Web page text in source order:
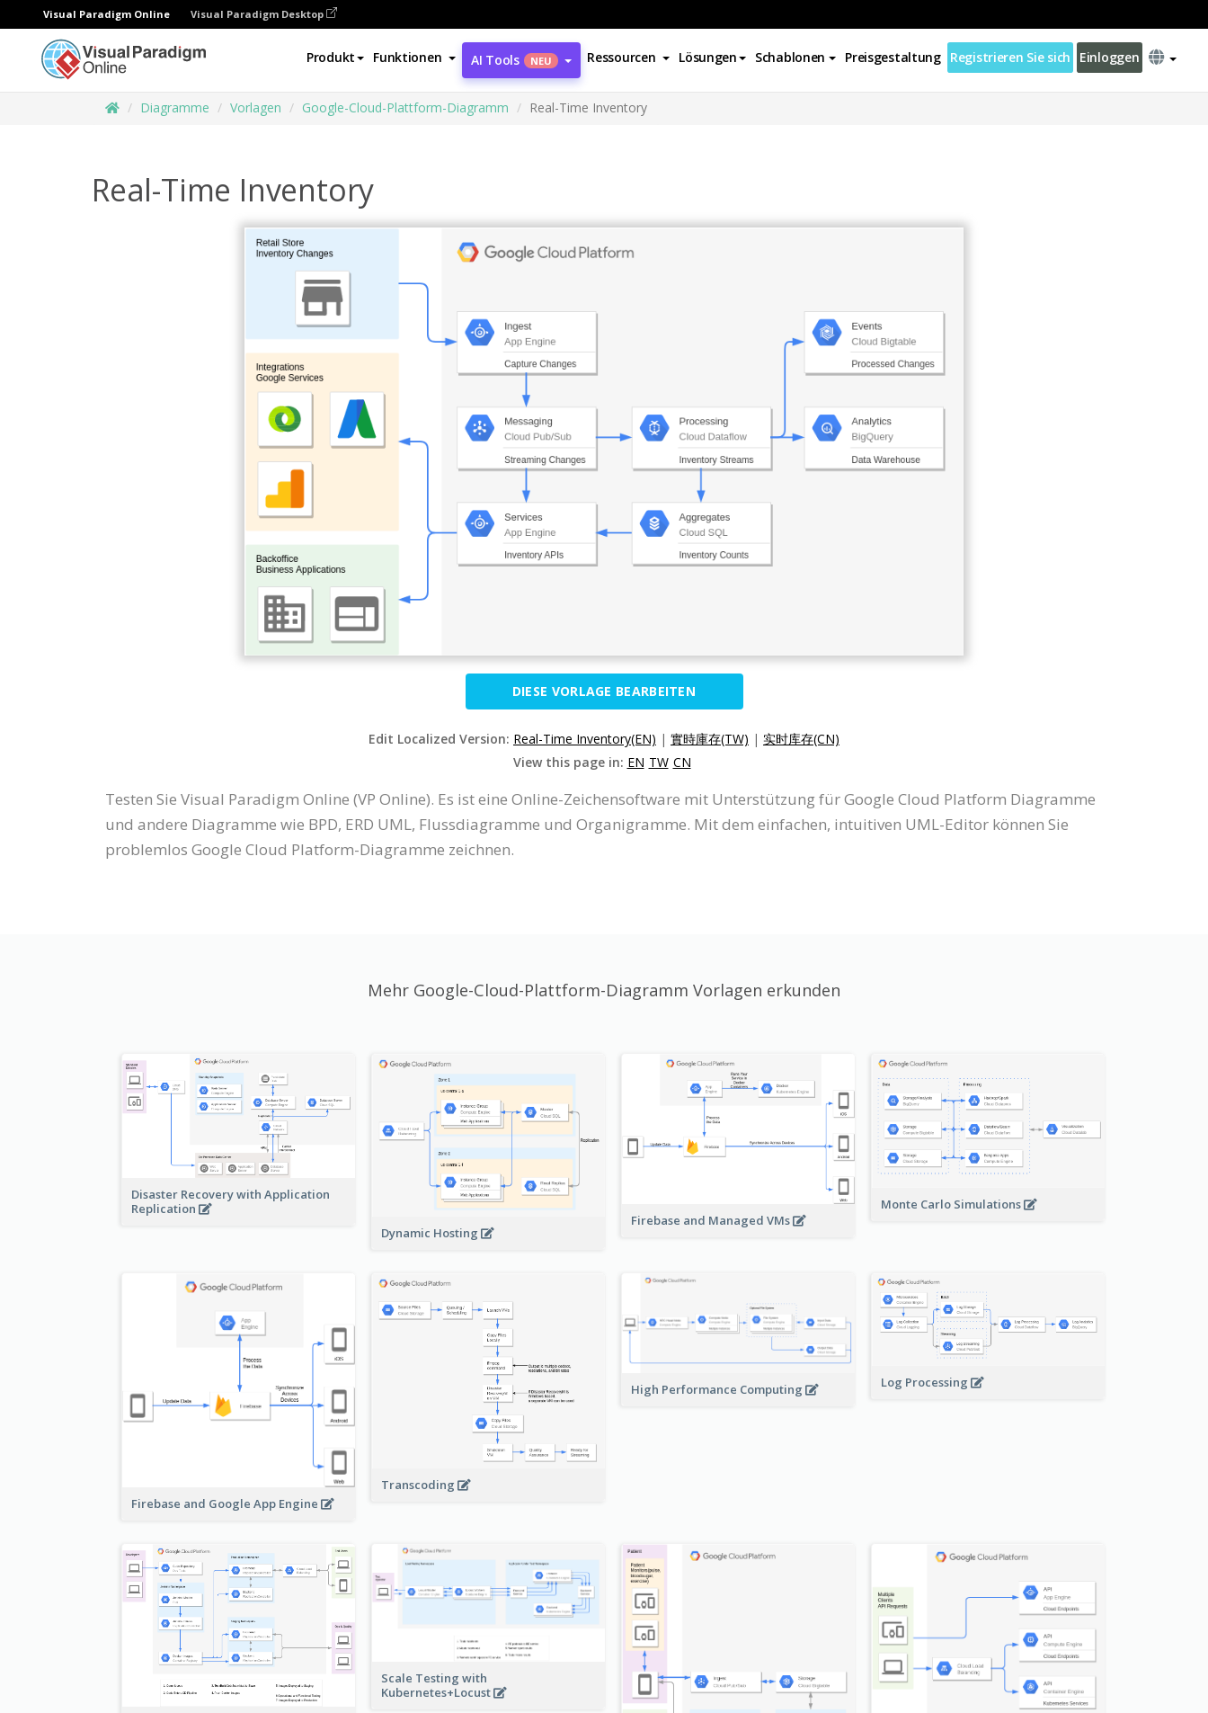
Visual Paradigm Online Visual Paradigm Desktop
Produkt Funktionen AI Tools NEU Ressourcen Lösungen Schablonen Preisgestaltung Registrieren Sie sich Einloggen
Diagramme Vorlagen Google-Cloud-Plattform-Diagramm Real-Time Inventory
Real-Time Inventory
DIESE VORLAGE BEARBEITEN
Edit Localized Version: Real-Time Inventory(EN) | 實時庫存(TW) | 实时库存(CN)
View this page in: EN TW CN
Testen Sie Visual Paradigm Online (VP Online). Es ist eine Online-Zeichensoftware mit Unterstützung für Google Cloud Platform Diagramme
und andere Diagramme wie BPD, ERD UML, Flussdiagramme und Organigramme. Mit dem einfachen, intuitiven UML-Editor können Sie
problemlos Google Cloud Platform-Diagramme zeichnen.
Mehr Google-Cloud-Plattform-Diagramm Vorlagen erkunden
Disaster Recovery with Application
Replication
Dynamic Hosting
Firebase and Managed VMs
Monte Carlo Simulations
Firebase and Google App Engine
Transcoding
High Performance Computing Log Processing
Scale Testing with
Kubernetes+Locust